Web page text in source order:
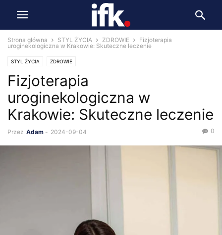
Strona główna STYL ŻYCIA ZDROWIE
Fizjoterapia
uroginekologiczna w Krakowie: Skuteczne leczenie
STYL ŻYCIA ZDROWIE
Fizjoterapia
uroginekologiczna w
Krakowie: Skuteczne leczenie
Przez Adam - 2024-09-04 0